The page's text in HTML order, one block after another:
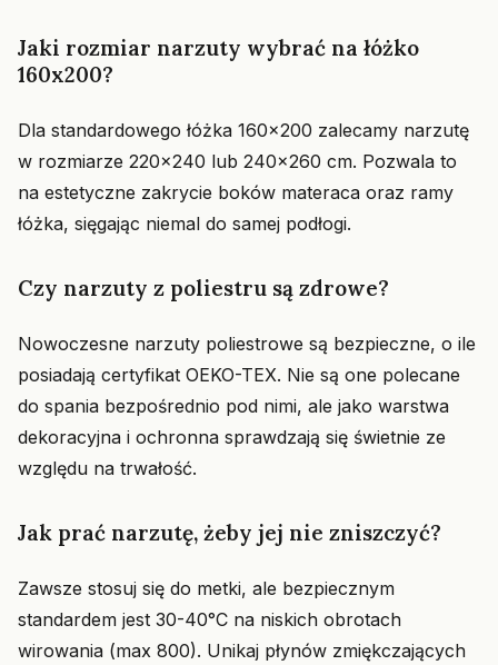
Jaki rozmiar narzuty wybrać na łóżko
160x200?
Dla standardowego łóżka 160x200 zalecamy narzutę
w rozmiarze 220x240 lub 240x260 cm. Pozwala to
na estetyczne zakrycie boków materaca oraz ramy
łóżka, sięgając niemal do samej podłogi.
Czy narzuty z poliestru są zdrowe?
Nowoczesne narzuty poliestrowe są bezpieczne, o ile
posiadają certyfikat OEKO-TEX. Nie są one polecane
do spania bezpośrednio pod nimi, ale jako warstwa
dekoracyjna i ochronna sprawdzają się świetnie ze
względu na trwałość.
Jak prać narzutę, żeby jej nie zniszczyć?
Zawsze stosuj się do metki, ale bezpiecznym
standardem jest 30-40°C na niskich obrotach
wirowania (max 800). Unikaj płynów zmiękczających